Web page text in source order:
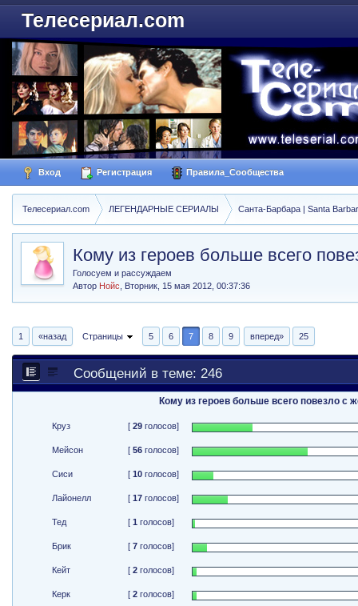
Телесериал.com
Вход Регистрация Правила_Сообщества
Телесериал.com ЛЕГЕНДАРНЫЕ СЕРИАЛЫ Санта-Барбара | Santa
Кому из героев больше всего
Голосуем и рассуждаем
Автор Нойс Вторник, 15 мая 2012, 00:37:36
1 «назад Страницы 5 6 7 8 9 вперед» 25
Сообщений в теме: 246
Кому из героев больше всего повезло с
Круз [ 29голосов]
Мейсон [ 56голосов]
Сиси [ 10голосов]
Лайонелл [ 17голосов]
Тед [ 1 голосов]
Брик [ 7голосов]
Кейт [ 2голосов]
Керк [ 2голосов]